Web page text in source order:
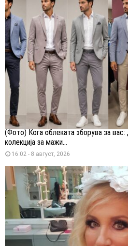
(Фото) Кога облеката зборува за вас:
колекција за мажи...
16:02 - 8 август, 2026